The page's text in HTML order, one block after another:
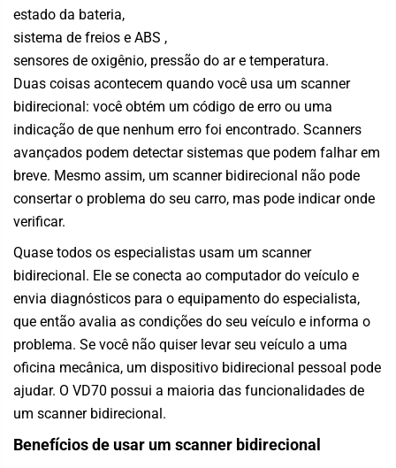
estado da bateria,
sistema de freios e ABS ,
sensores de oxigênio, pressão do ar e temperatura.
Duas coisas acontecem quando você usa um scanner
bidirecional: você obtém um código de erro ou uma
indicação de que nenhum erro foi encontrado. Scanners
avançados podem detectar sistemas que podem falhar em
breve. Mesmo assim, um scanner bidirecional não pode
consertar o problema do seu carro, mas pode indicar onde
verificar.
Quase todos os especialistas usam um scanner
bidirecional. Ele se conecta ao computador do veículo e
envia diagnósticos para o equipamento do especialista,
que então avalia as condições do seu veículo e informa o
problema. Se você não quiser levar seu veículo a uma
oficina mecânica, um dispositivo bidirecional pessoal pode
ajudar. O VD70 possui a maioria das funcionalidades de
um scanner bidirecional.
Benefícios de usar um scanner bidirecional